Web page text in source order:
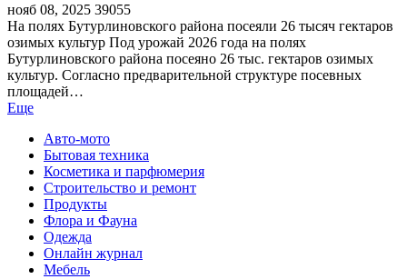
нояб 08, 2025 39055
На полях Бутурлиновского района посеяли 26 тысяч гектаров
озимых культур Под урожай 2026 года на полях
Бутурлиновского района посеяно 26 тыс. гектаров озимых
культур. Согласно предварительной структуре посевных
площадей…
Еще
Авто-мото
Бытовая техника
Косметика и парфюмерия
Строительство и ремонт
Продукты
Флора и Фауна
Одежда
Онлайн журнал
Мебель